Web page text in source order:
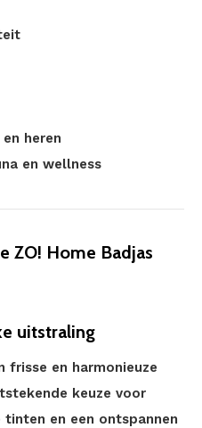
heren
en wellness
ZO! Home Badjas
uitstraling
frisse en harmonieuze
keuze voor
en een ontspannen